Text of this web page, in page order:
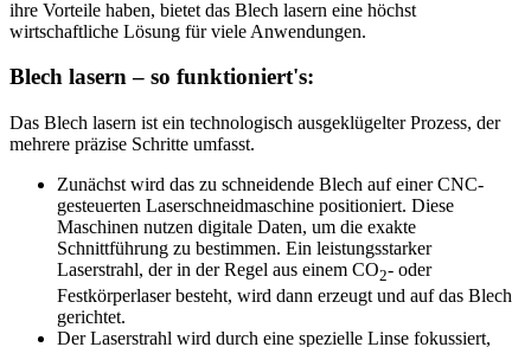
ihre Vorteile haben, bietet das Blech lasern eine höchst
wirtschaftliche Lösung für viele Anwendungen.
Blech lasern – so funktioniert's:
Das Blech lasern ist ein technologisch ausgeklügelter Prozess, der
mehrere präzise Schritte umfasst.
Zunächst wird das zu schneidende Blech auf einer CNC-
gesteuerten Laserschneidmaschine positioniert. Diese
Maschinen nutzen digitale Daten, um die exakte
Schnittführung zu bestimmen. Ein leistungsstarker
Laserstrahl, der in der Regel aus einem CO2- oder
Festkörperlaser besteht, wird dann erzeugt und auf das Blech
gerichtet.
Der Laserstrahl wird durch eine spezielle Linse fokussiert,